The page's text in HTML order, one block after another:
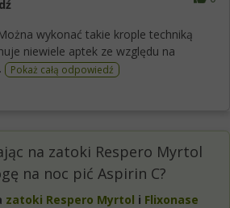
wykonać takie krople techniką
niewiele aptek ze względu na
Pokaż całą odpowiedź
na zatoki Respero Myrtol
na noc pić Aspirin C?
zatoki Respero Myrtol i Flixonase